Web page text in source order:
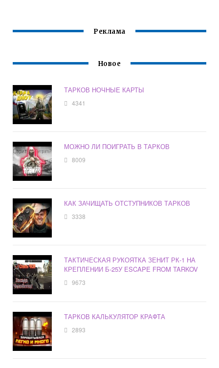
Реклама
Новое
ТАРКОВ НОЧНЫЕ КАРТЫ
4341
МОЖНО ЛИ ПОИГРАТЬ В ТАРКОВ
8009
КАК ЗАЧИЩАТЬ ОТСТУПНИКОВ ТАРКОВ
3338
ТАКТИЧЕСКАЯ РУКОЯТКА ЗЕНИТ РК-1 НА
КРЕПЛЕНИИ Б-25У ESCAPE FROM TARKOV
9673
ТАРКОВ КАЛЬКУЛЯТОР КРАФТА
2893